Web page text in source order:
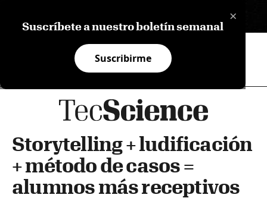
×
Suscríbete a nuestro boletín semanal
Suscribirme
Storytelling + ludificación
+ método de casos =
alumnos más receptivos